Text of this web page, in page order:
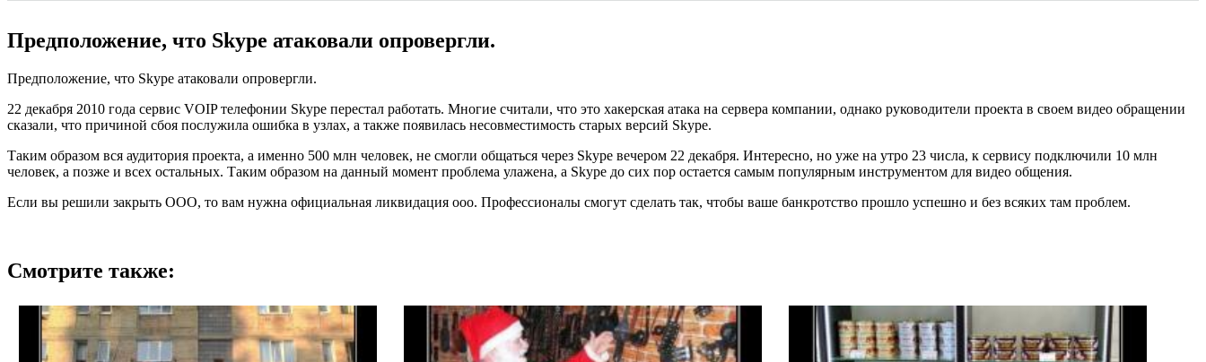
Предположение, что Skype атаковали опровергли.
Предположение, что Skype атаковали опровергли.
22 декабря 2010 года сервис VOIP телефонии Skype перестал работать. Многие считали, что это хакерская атака на сервера компании, однако руководители проекта в своем видео обращении
сказали, что причиной сбоя послужила ошибка в узлах, а также появилась несовместимость старых версий Skype.
Таким образом вся аудитория проекта, а именно 500 млн человек, не смогли общаться через Skype вечером 22 декабря. Интересно, но уже на утро 23 числа, к сервису подключили 10 млн
человек, а позже и всех остальных. Таким образом на данный момент проблема улажена, а Skype до сих пор остается самым популярным инструментом для видео общения.
Если вы решили закрыть ООО, то вам нужна официальная ликвидация ооо. Профессионалы смогут сделать так, чтобы ваше банкротство прошло успешно и без всяких там проблем.
Смотрите также: